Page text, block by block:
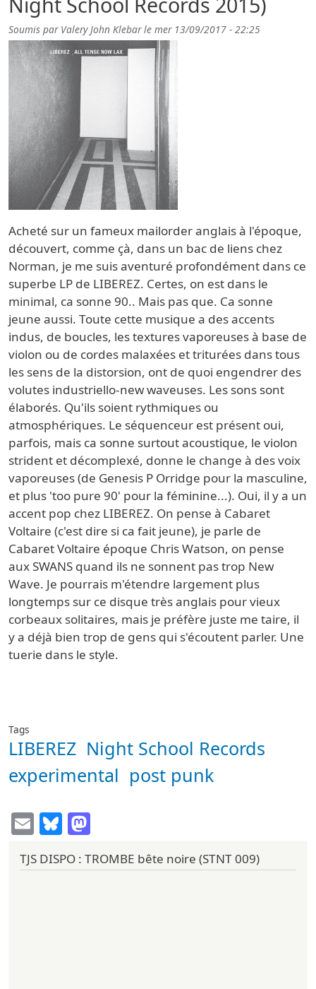
Soumis par Valery John Klebarle mer 13/09/2017 - 22:25
Acheté sur un fameux mailorder anglais à l'époque,
découvert, comme çà, dans un bac de liens chez
Norman, je me suis aventuré profondément dans ce
superbe LP de LIBEREZ. Certes, on est dans le
minimal, ca sonne 90.. Mais pas que. Ca sonne
jeune aussi. Toute cette musique a des accents
indus, de boucles, les textures vaporeuses à base de
violon ou de cordes malaxées et triturées dans tous
les sens de la distorsion, ont de quoi engendrer des
volutes industriello-new waveuses. Les sons sont
élaborés. Qu'ils soient rythmiques ou
atmosphériques. Le séquenceur est présent oui,
parfois, mais ca sonne surtout acoustique, le violon
strident et décomplexé, donne le change à des voix
vaporeuses (de Genesis P Orridge pour la masculine,
et plus 'too pure 90' pour la féminine...). Oui, il y a un
accent pop chez LIBEREZ. On pense à Cabaret
Voltaire (c'est dire si ca fait jeune), je parle de
Cabaret Voltaire époque Chris Watson, on pense
aux SWANS quand ils ne sonnent pas trop New
Wave. Je pourrais m'étendre largement plus
longtemps sur ce disque très anglais pour vieux
corbeaux solitaires, mais je préfère juste me taire, il
y a déjà bien trop de gens qui s'écoutent parler. Une
tuerie dans le style.
Tags
LIBEREZ Night School Records
experimental post punk
EmailBluesky
TJS DISPO : TROMBE bête noire (STNT 009)